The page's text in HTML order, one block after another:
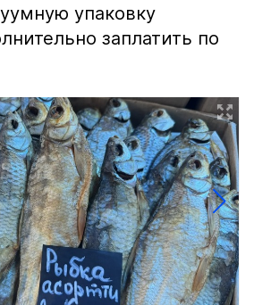
упаковку
заплатить по